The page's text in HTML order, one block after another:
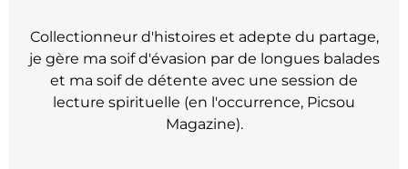
Collectionneur d'histoires et adepte du partage,
je gère ma soif d'évasion par de longues balades
et ma soif de détente avec une session de
lecture spirituelle (en l'occurrence, Picsou
Magazine).